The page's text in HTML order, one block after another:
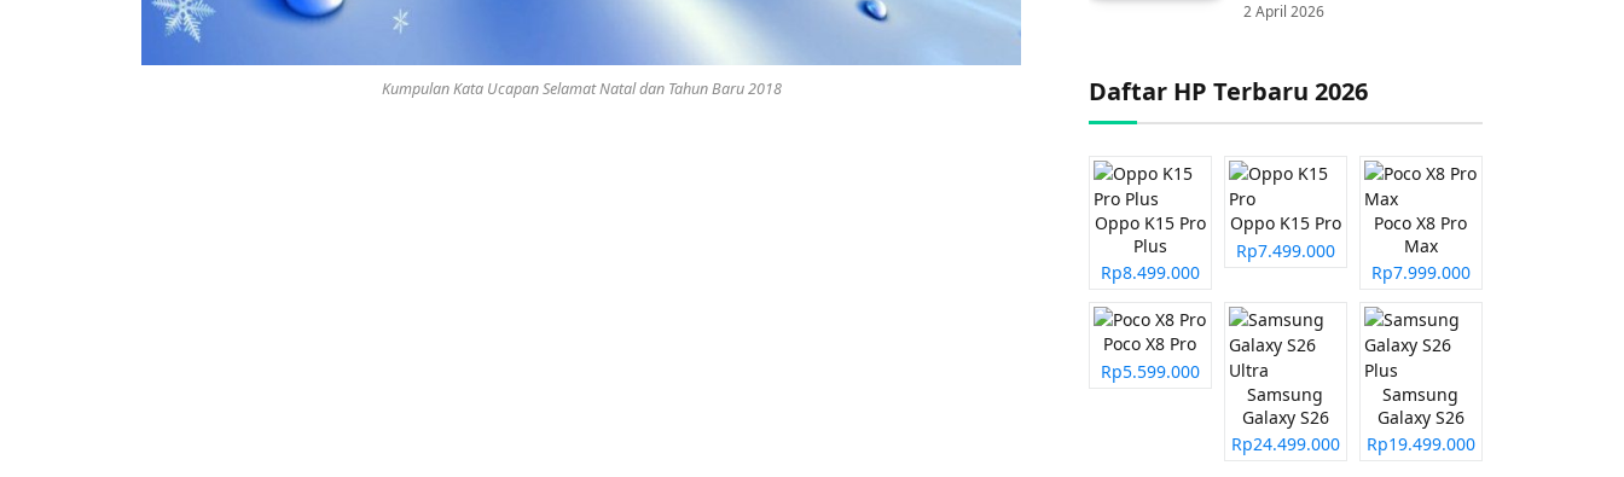
Kumpulan Kata Ucapan Selamat Natal dan Tahun Baru 2018
2 April 2026
Daftar HP Terbaru 2026
Oppo K15 Pro
Plus
Rp8.499.000
Oppo K15 Pro
Rp7.499.000
Poco X8 Pro
Max
Rp7.999.000
Poco X8 Pro
Rp5.599.000
Samsung
Galaxy S26
Ultra
Rp24.499.000
Samsung
Galaxy S26
Plus
Rp19.499.000